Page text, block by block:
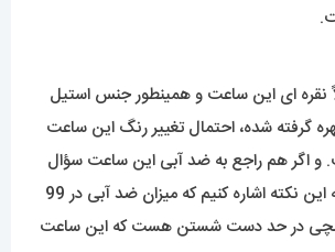
نقره ای این ساعت و همینطور جنس استیل
بهره گرفته شده، احتمال تغییر رنگ این ساعت
و اگر هم راجع به ضد آبی این ساعت سؤال
پیش می آید باید به این نکته اشاره کنیم که میزان ضد آبی در 99
در حد دست شستن هست که این ساعت